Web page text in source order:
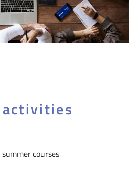
courses